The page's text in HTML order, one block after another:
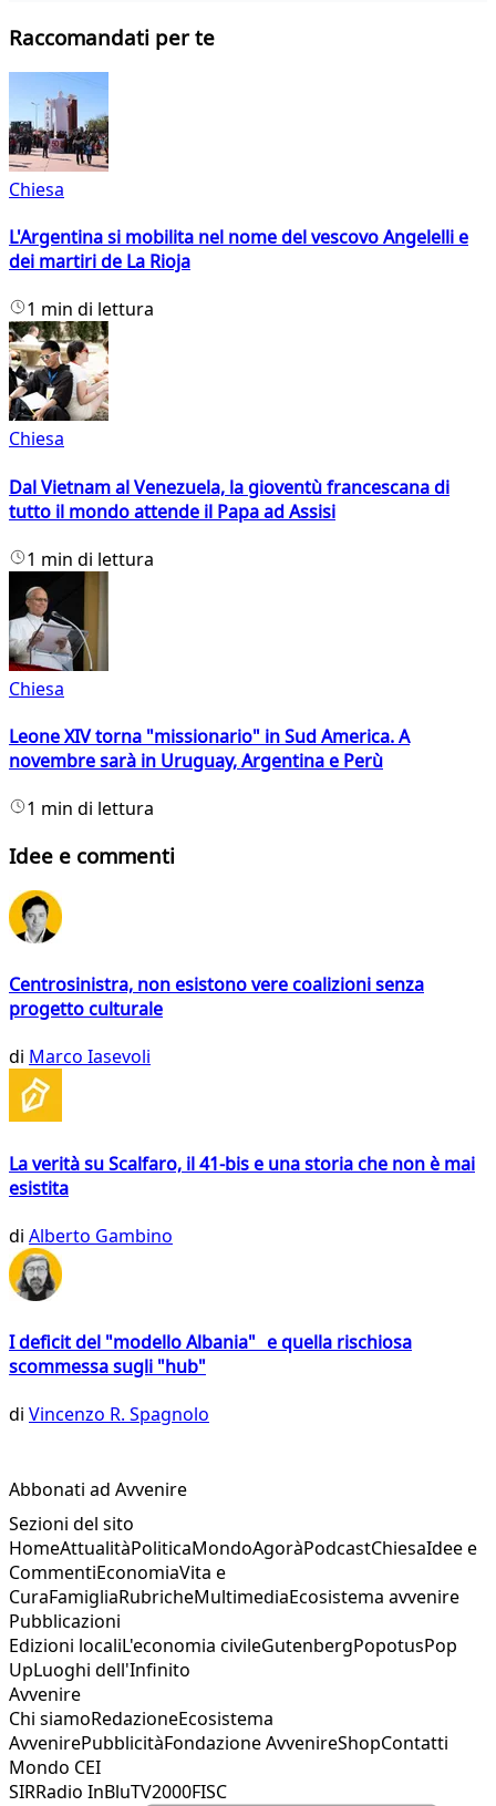
Raccomandati per te
Chiesa
L'Argentina si mobilita nel nome del vescovo Angelelli e
dei martiri de La Rioja
1 min di lettura
Chiesa
Dal Vietnam al Venezuela, la gioventù francescana di
tutto il mondo attende il Papa ad Assisi
1 min di lettura
Chiesa
Leone XIV torna "missionario" in Sud America. A
novembre sarà in Uruguay, Argentina e Perù
1 min di lettura
Idee e commenti
Centrosinistra, non esistono vere coalizioni senza
progetto culturale
di Marco Iasevoli
La verità su Scalfaro, il 41-bis e una storia che non è mai
esistita
di Alberto Gambino
I deficit del "modello Albania" e quella rischiosa
scommessa sugli "hub"
di Vincenzo R. Spagnolo
Abbonati ad Avvenire
Sezioni del sito
HomeAttualitàPoliticaMondoAgoràPodcastChiesaIdee e
CommentiEconomiaVita e
CuraFamigliaRubricheMultimediaEcosistema avvenire
Pubblicazioni
Edizioni localiL'economia civileGutenbergPopotusPop
UpLuoghi dell'Infinito
Avvenire
Chi siamoRedazioneEcosistema
AvvenirePubblicitàFondazione AvvenireShopContatti
Mondo CEI
SIRRadio InBluTV2000FISC